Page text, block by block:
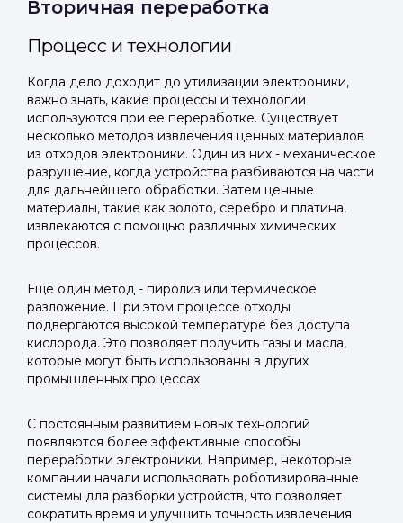
Вторичная переработка
Процесс и технологии
Когда дело доходит до утилизации электроники,
важно знать, какие процессы и технологии
используются при ее переработке. Существует
несколько методов извлечения ценных материалов
из отходов электроники. Один из них - механическое
разрушение, когда устройства разбиваются на части
для дальнейшего обработки. Затем ценные
материалы, такие как золото, серебро и платина,
извлекаются с помощью различных химических
процессов.
Еще один метод - пиролиз или термическое
разложение. При этом процессе отходы
подвергаются высокой температуре без доступа
кислорода. Это позволяет получить газы и масла,
которые могут быть использованы в других
промышленных процессах.
С постоянным развитием новых технологий
появляются более эффективные способы
переработки электроники. Например, некоторые
компании начали использовать роботизированные
системы для разборки устройств, что позволяет
сократить время и улучшить точность извлечения